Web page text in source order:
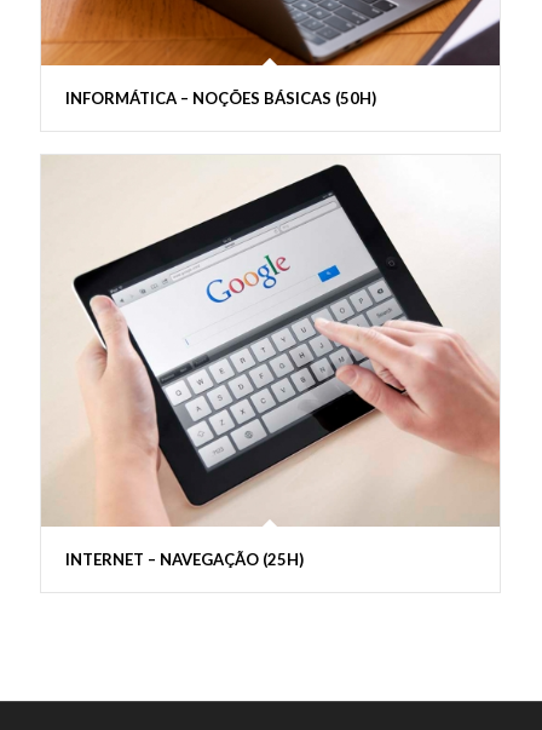
INFORMÁTICA – NOÇÕES BÁSICAS (50H)
INTERNET – NAVEGAÇÃO (25H)